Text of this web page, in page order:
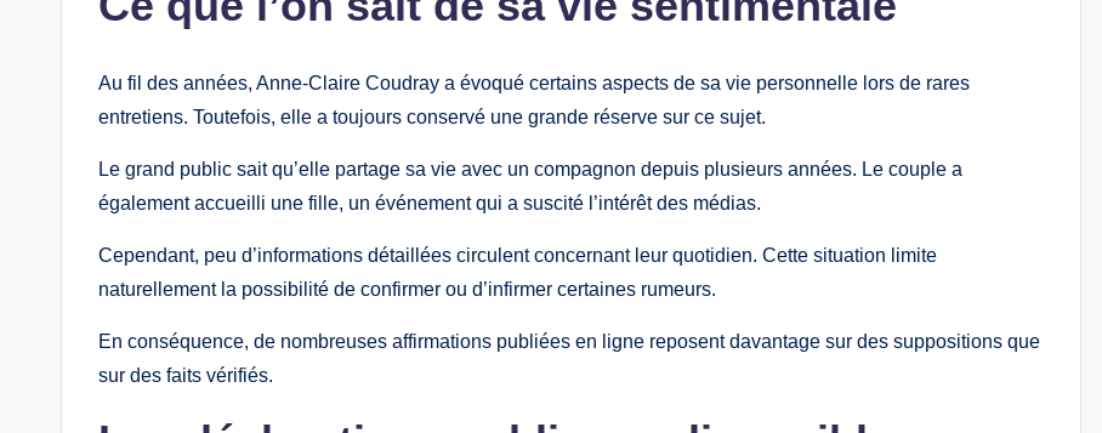
Au fil des années, Anne-Claire Coudray a évoqué certains aspects de sa vie personnelle lors de rares
entretiens. Toutefois, elle a toujours conservé une grande réserve sur ce sujet.
Le grand public sait qu’elle partage sa vie avec un compagnon depuis plusieurs années. Le couple a
également accueilli une fille, un événement qui a suscité l’intérêt des médias.
Cependant, peu d’informations détaillées circulent concernant leur quotidien. Cette situation limite
naturellement la possibilité de confirmer ou d’infirmer certaines rumeurs.
En conséquence, de nombreuses affirmations publiées en ligne reposent davantage sur des suppositions que
sur des faits vérifiés.